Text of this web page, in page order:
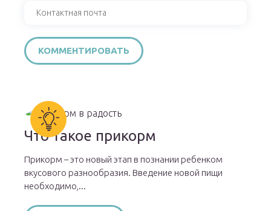
Что такое прикорм
Прикорм – это новый этап в познании ребенком
вкусового разнообразия. Введение новой пищи
необходимо,...